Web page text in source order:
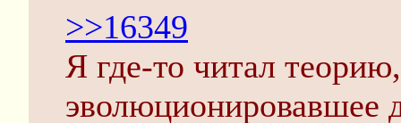
>>16349
Я где-то читал
эволюционировавшее